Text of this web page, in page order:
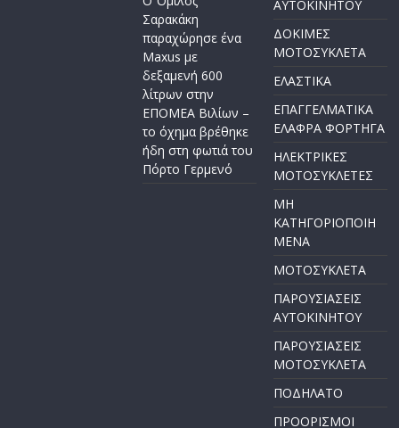
Σαρακάκη
παραχώρησε ένα
Maxus με
δεξαμενή 600
λίτρων στην
ΕΠΟΜΕΑ Βιλίων –
το όχημα βρέθηκε
ήδη στη φωτιά του
Πόρτο Γερμενό
ΑΥΤΟΚΙΝΗΤΟΥ
ΔΟΚΙΜΕΣ
ΜΟΤΟΣΥΚΛΕΤΑ
ΕΛΑΣΤΙΚΑ
ΕΠΑΓΓΕΛΜΑΤΙΚΑ
ΕΛΑΦΡΑ ΦΟΡΤΗΓΑ
ΗΛΕΚΤΡΙΚΕΣ
ΜΟΤΟΣΥΚΛΕΤΕΣ
ΜΗ
ΚΑΤΗΓΟΡΙΟΠΟΙΗ
ΜΕΝΑ
ΜΟΤΟΣΥΚΛΕΤΑ
ΠΑΡΟΥΣΙΑΣΕΙΣ
ΑΥΤΟΚΙΝΗΤΟΥ
ΠΑΡΟΥΣΙΑΣΕΙΣ
ΜΟΤΟΣΥΚΛΕΤΑ
ΠΟΔΗΛΑΤΟ
ΠΡΟΟΡΙΣΜΟΙ